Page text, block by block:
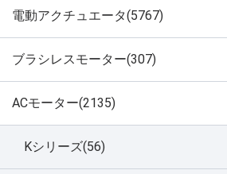
電動アクチュエータ(5767)
ブラシレスモーター(307)
ACモーター(2135)
Kシリーズ(56)